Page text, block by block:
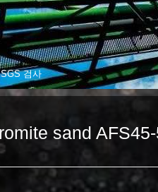
검사
sand